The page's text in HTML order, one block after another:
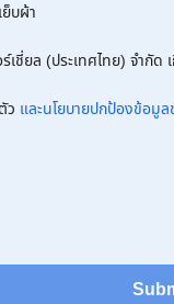
ย็บผ้า
ยล (ประเทศไทย) จำกั
ว และนโยบายปกป้องข้อมูล